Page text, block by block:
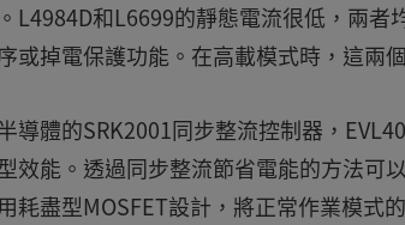
L4984D和L6699的靜態電流很低，兩者
或掉電保護功能。在高載模式時，這兩
導體的SRK2001同步整流控制器，
效能。透過同步整流節省電能的方法可
耗盡型MOSFET設計，將正常作業模式